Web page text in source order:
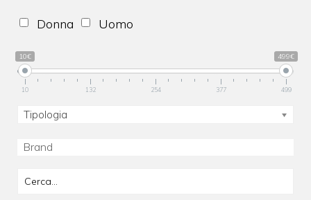
Donna Uomo
10€ 499€
10 132 254 377 499
Tipologia